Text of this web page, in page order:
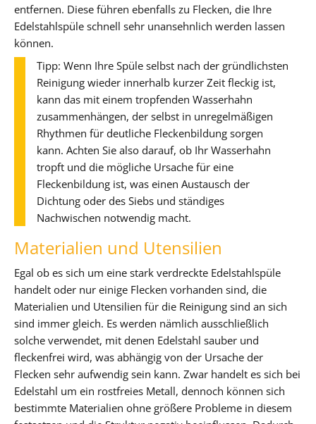
entfernen. Diese führen ebenfalls zu Flecken, die Ihre
Edelstahlspüle schnell sehr unansehnlich werden lassen
können.
Tipp: Wenn Ihre Spüle selbst nach der gründlichsten
Reinigung wieder innerhalb kurzer Zeit fleckig ist,
kann das mit einem tropfenden Wasserhahn
zusammenhängen, der selbst in unregelmäßigen
Rhythmen für deutliche Fleckenbildung sorgen
kann. Achten Sie also darauf, ob Ihr Wasserhahn
tropft und die mögliche Ursache für eine
Fleckenbildung ist, was einen Austausch der
Dichtung oder des Siebs und ständiges
Nachwischen notwendig macht.
Materialien und Utensilien
Egal ob es sich um eine stark verdreckte Edelstahlspüle
handelt oder nur einige Flecken vorhanden sind, die
Materialien und Utensilien für die Reinigung sind an sich
sind immer gleich. Es werden nämlich ausschließlich
solche verwendet, mit denen Edelstahl sauber und
fleckenfrei wird, was abhängig von der Ursache der
Flecken sehr aufwendig sein kann. Zwar handelt es sich bei
Edelstahl um ein rostfreies Metall, dennoch können sich
bestimmte Materialien ohne größere Probleme in diesem